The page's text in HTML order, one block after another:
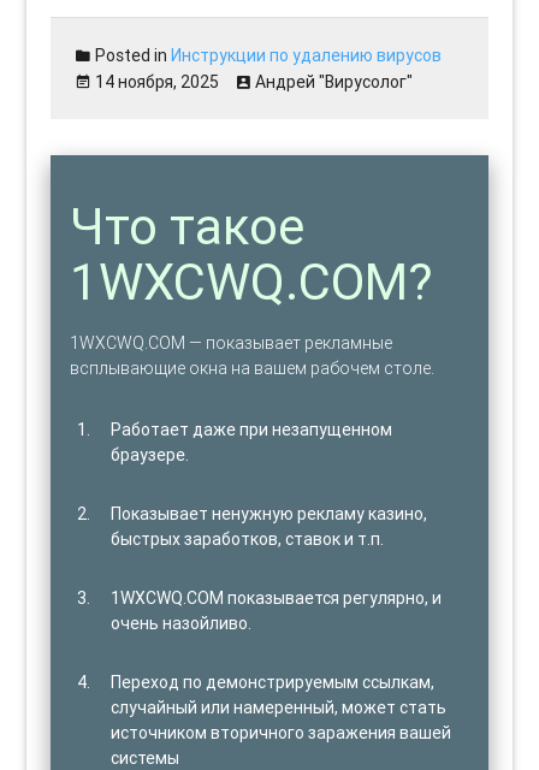
Posted inИнструкции по удалению вирусов
14 ноября, 2025
Андрей "Вирусолог"
Что такое
1WXCWQ.COM?
1WXCWQ.COM — показывает рекламные
всплывающие окна на вашем рабочем столе.
Работает даже при незапущенном
браузере.
Показывает ненужную рекламу казино,
быстрых заработков, ставок и т.п.
1WXCWQ.COM показывается регулярно, и
очень назойливо.
Переход по демонстрируемым ссылкам,
случайный или намеренный, может стать
источником вторичного заражения вашей
системы